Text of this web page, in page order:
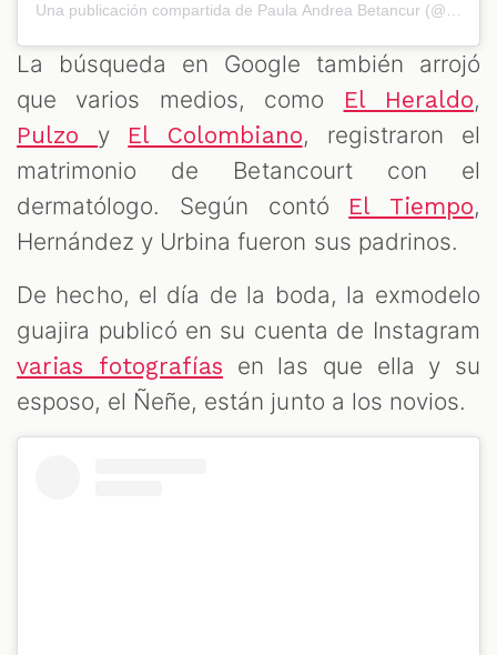
La búsqueda en Google también arrojó
que varios medios, como
El Heraldo,
Pulzo y El Colombiano, registraron el
matrimonio de Betancourt con el
dermatólogo. Según contó El Tiempo,
Hernández y Urbina fueron sus padrinos.
De hecho, el día de la boda, la exmodelo
guajira publicó en su cuenta de Instagram
varias fotografías en las que ella y su
esposo, el Ñeñe, están junto a los novios.